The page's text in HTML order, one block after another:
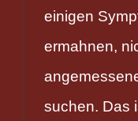
einigen
ermahnen,
suchen. Das